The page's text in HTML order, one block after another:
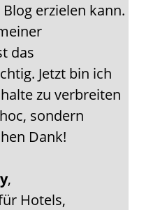
erzielen kann.
das
Jetzt bin ich
zu verbreiten
sondern
Dank!
,
Hotels,